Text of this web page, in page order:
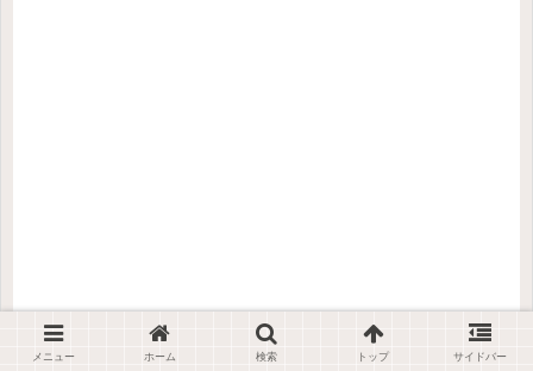
メニュー ホーム 検索 トップ サイドバー